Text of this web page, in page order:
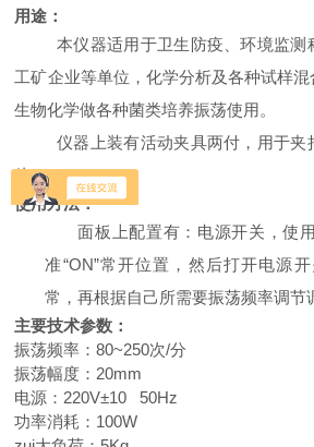
用途：
本仪器适用于卫生防疫、环境监测
工矿企业等单位，化学分析及各种试样
生物化学做各种菌类培养振荡使用。
仪器上装有活动夹具两付，用于夹
斗.
使用方法：
面板上配置有：电源开关，使
准“ON”常开位置，然后打开电源
常，再根据自己所需要振荡频率调节
主要技术参数：
振荡频率：80~250次/分
振荡幅度： 20mm
电源： 220V±10 50Hz
功率消耗： 100W